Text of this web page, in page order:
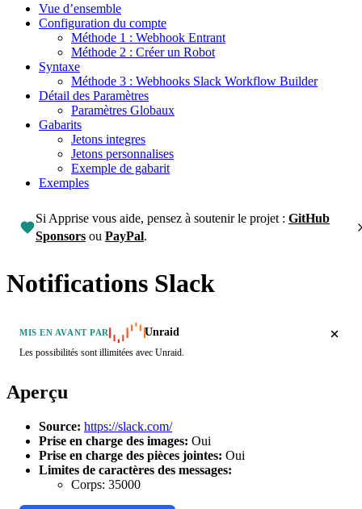
Vue d’ensemble
Configuration du compte
Méthode 1 : Webhook Entrant
Méthode 2 : Créer un Robot
Syntaxe
Méthode 3 : Webhooks Slack Workflow Builder
Détail des Paramètres
Paramètres Globaux
Gabarits
Jetons integres
Jetons personnalises
Exemple de gabarit
Exemples
Si Apprise vous aide, pensez à soutenir le projet : GitHub
Sponsors ou PayPal.
Notifications Slack
MIS EN AVANT PAR Unraid
Les possibilités sont illimitées avec Unraid.
Aperçu
Source: https://slack.com/
Prise en charge des images: Oui
Prise en charge des pièces jointes: Oui
Limites de caractères des messages:
Corps: 35000